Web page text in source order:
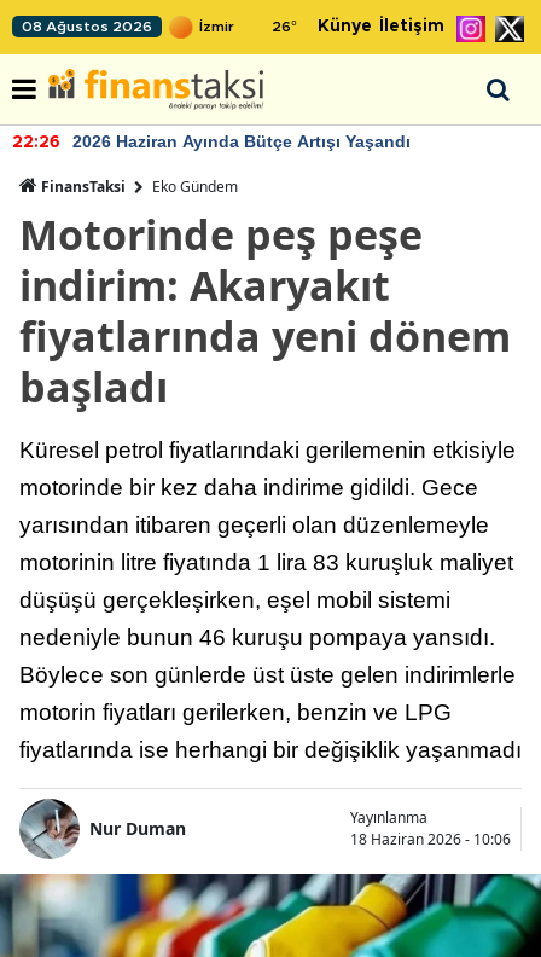
08 Ağustos 2026 26° Künye İletişim
22:26 2026 Haziran Ayında Bütçe Artışı Yaşandı
FinansTaksi Eko Gündem
Motorinde peş peşe
indirim: Akaryakıt
fiyatlarında yeni dönem
başladı
Küresel petrol fiyatlarındaki gerilemenin etkisiyle
motorinde bir kez daha indirime gidildi. Gece
yarısından itibaren geçerli olan düzenlemeyle
motorinin litre fiyatında 1 lira 83 kuruşluk maliyet
düşüşü gerçekleşirken, eşel mobil sistemi
nedeniyle bunun 46 kuruşu pompaya yansıdı.
Böylece son günlerde üst üste gelen indirimlerle
motorin fiyatları gerilerken, benzin ve LPG
fiyatlarında ise herhangi bir değişiklik yaşanmadı
Nur Duman
Yayınlanma
18 Haziran 2026 - 10:06